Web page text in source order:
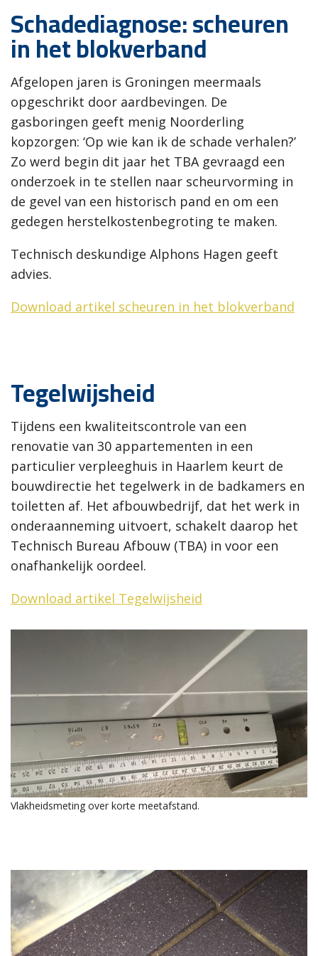
Schadediagnose: scheuren
in het blokverband
Afgelopen jaren is Groningen meermaals
opgeschrikt door aardbevingen. De
gasboringen geeft menig Noorderling
kopzorgen: ‘Op wie kan ik de schade verhalen?’
Zo werd begin dit jaar het TBA gevraagd een
onderzoek in te stellen naar scheurvorming in
de gevel van een historisch pand en om een
gedegen herstelkostenbegroting te maken.
Technisch deskundige Alphons Hagen geeft
advies.
Download artikel scheuren in het blokverband
Tegelwijsheid
Tijdens een kwaliteitscontrole van een
renovatie van 30 appartementen in een
particulier verpleeghuis in Haarlem keurt de
bouwdirectie het tegelwerk in de badkamers en
toiletten af. Het afbouwbedrijf, dat het werk in
onderaanneming uitvoert, schakelt daarop het
Technisch Bureau Afbouw (TBA) in voor een
onafhankelijk oordeel.
Download artikel Tegelwijsheid
Vlakheidsmeting over korte meetafstand.